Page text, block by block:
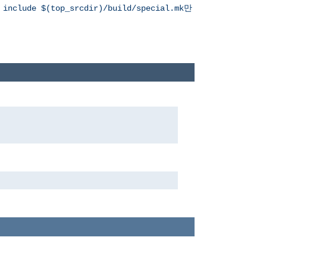
include $(top_srcdir)/build/special.mk만